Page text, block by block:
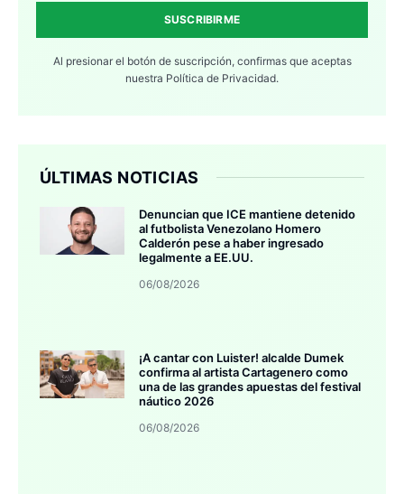
SUSCRIBIRME
Al presionar el botón de suscripción, confirmas que aceptas
nuestra Política de Privacidad.
ÚLTIMAS NOTICIAS
Denuncian que ICE mantiene detenido
al futbolista Venezolano Homero
Calderón pese a haber ingresado
legalmente a EE.UU.
06/08/2026
¡A cantar con Luister! alcalde Dumek
confirma al artista Cartagenero como
una de las grandes apuestas del festival
náutico 2026
06/08/2026